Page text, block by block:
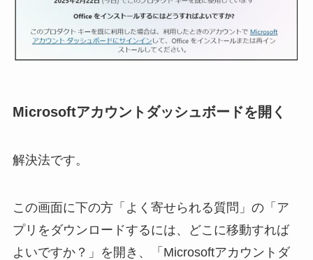
Microsoftアカウントダッシュボードを開く
解決法です。
この画面に下の方「よく寄せられる質問」の「ア
プリをダウンロードするには、どこに移動すれば
よいですか？」を開き、「Microsoftアカウントダ